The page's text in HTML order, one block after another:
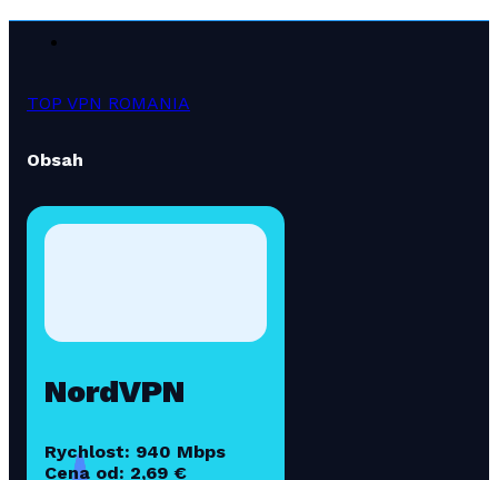
TOP VPN ROMANIA
Obsah
NordVPN
Rychlost: 940 Mbps
Cena od: 2,69 €